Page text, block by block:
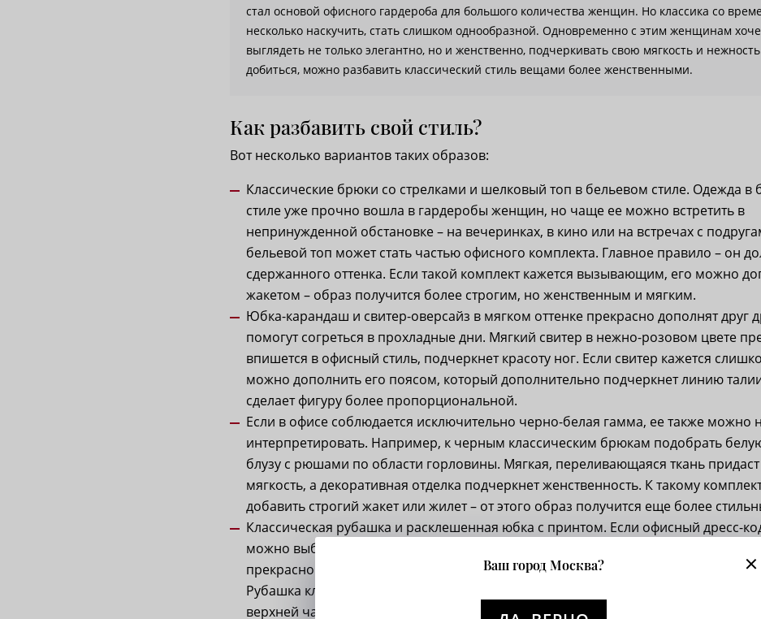
стал основой офисного гардероба для большого количества женщин. Но классика со
несколько наскучить, стать слишком однообразной. Одновременно с этим женщинам
выглядеть не только элегантно, но и женственно, подчеркивать свою мягкость и
добиться, можно разбавить классический стиль вещами более женственными.
Как разбавить свой стиль?
Вот несколько вариантов таких образов:
Классические брюки со стрелками и шелковый топ в бельевом стиле. Одежда в
стиле уже прочно вошла в гардеробы женщин, но чаще ее можно встретить в
непринужденной обстановке – на вечеринках, в кино или на встречах с
бельевой топ может стать частью офисного комплекта. Главное правило – он
сдержанного оттенка. Если такой комплект кажется вызывающим, его можно
жакетом – образ получится более строгим, но женственным и мягким.
Юбка-карандаш и свитер-оверсайз в мягком оттенке прекрасно дополнят друг
помогут согреться в прохладные дни. Мягкий свитер в нежно-розовом цвете
впишется в офисный стиль, подчеркнет красоту ног. Если свитер кажется
можно дополнить его поясом, который дополнительно подчеркнет линию
сделает фигуру более пропорциональной.
Если в офисе соблюдается исключительно черно-белая гамма, ее также можно
интерпретировать. Например, к черным классическим брюкам подобрать
блузу с рюшами по области горловины. Мягкая, переливающаяся ткань
мягкость, а декоративная отделка подчеркнет женственность. К такому
добавить строгий жакет или жилет – от этого образ получится еще более
Классическая рубашка и расклешенная юбка с принтом. Если офисный дресс-
можно выбрать строгий верх и женственный низ. Расклешенная юбка
прекрасно смотрится на любом типе фигуры, красиво подчеркивает талию и
Рубашка классического стиля выступает на контрасте и способна визуально
верхней части тела за счет строгих линий.
Ваш город Москва?